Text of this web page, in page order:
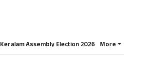
Keralam Assembly Election 2026 More